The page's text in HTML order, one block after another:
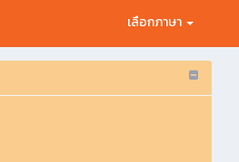
เลือกภาษา